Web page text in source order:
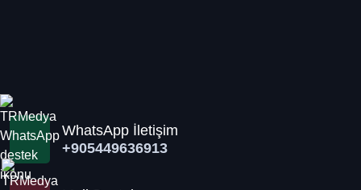
WhatsApp İletişim
+905449636913